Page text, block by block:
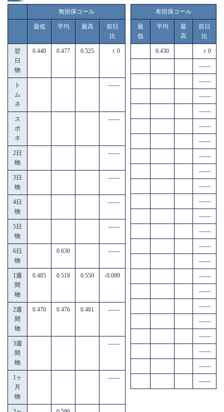
無担保コール
最低 平均 最高
前日
比
翌
日
物
0.440 0.477 0.525 ± 0
ト
ム
ネ
------
ス
ポ
ネ
------
2日
物
------
3日
物
------
4日
物
------
5日
物
------
6日
物
0.630 ------
1週
間
物
0.485 0.518 0.550 -0.089
2週
間
物
0.470 0.476 0.481 ------
3週
間
物
------
1ヶ
月
物
------
有担保コール
最
低
平均
最
高
前日
比
0.430 ± 0
------
------
------
------
------
------
------
------
------
------
------
------
------
------
------
------
------
------
------
------
------
------